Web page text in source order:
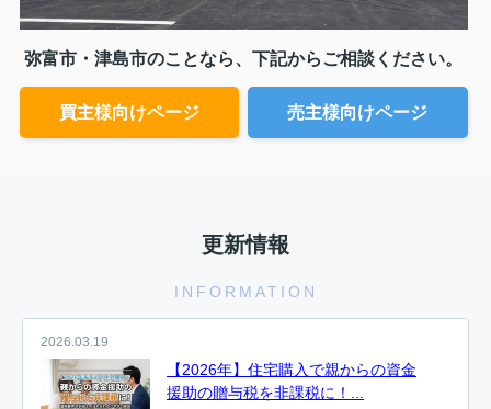
弥富市・津島市のことなら、下記からご相談ください。
買主様向けページ 売主様向けページ
更新情報
INFORMATION
2026.03.19
【2026年】住宅購入で親からの資金
援助の贈与税を非課税に！...